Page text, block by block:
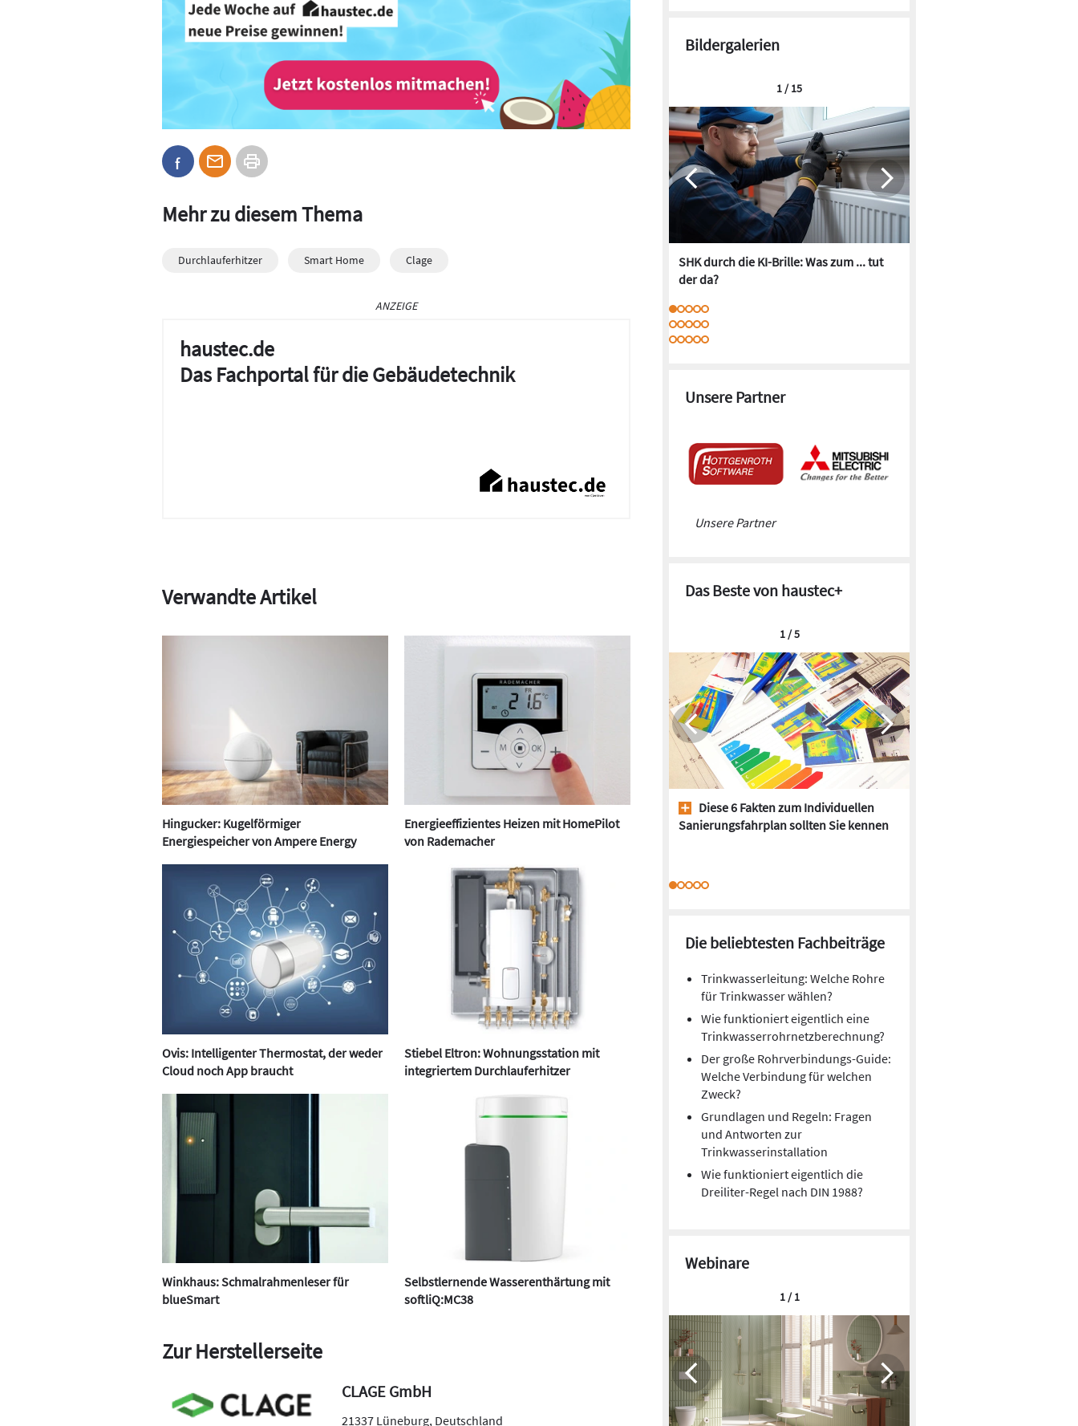
Mehr zu diesem Thema
Durchlauferhitzer Smart Home Clage
ANZEIGE
haustec.de
Das Fachportal für die Gebäudetechnik
Verwandte Artikel
Hingucker: Kugelförmiger
Energiespeicher von Ampere Energy
Energieeffizientes Heizen mit HomePilot
von Rademacher
Ovis: Intelligenter Thermostat, der weder
Cloud noch App braucht
Stiebel Eltron: Wohnungsstation mit
integriertem Durchlauferhitzer
Winkhaus: Schmalrahmenleser für
blueSmart
Selbstlernende Wasserenthärtung mit
softliQ:MC38
Zur Herstellerseite
CLAGE GmbH
21337 Lüneburg,Deutschland
Bildergalerien
SHK durch die KI-Brille: Was zum ... tut
der da?
1 / 15
Unsere Partner
Unsere Partner
Das Beste von haustec+
Diese 6 Fakten zum Individuellen
Sanierungsfahrplan sollten Sie kennen
1 / 5
Die beliebtesten Fachbeiträge
Trinkwasserleitung: Welche Rohre
für Trinkwasser wählen?
Wie funktioniert eigentlich eine
Trinkwasserrohrnetzberechnung?
Der große Rohrverbindungs-Guide:
Welche Verbindung für welchen
Zweck?
Grundlagen und Regeln: Fragen
und Antworten zur
Trinkwasserinstallation
Wie funktioniert eigentlich die
Dreiliter-Regel nach DIN 1988?
Webinare
1 / 1